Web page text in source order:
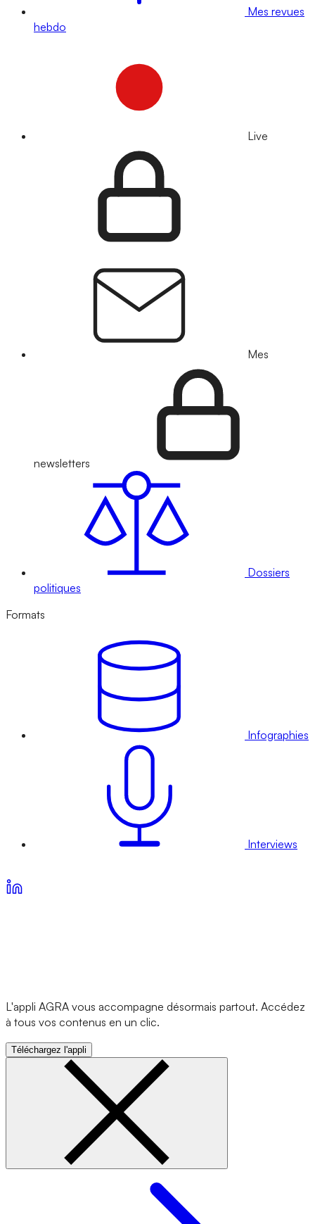
Mes revues
hebdo
Live
Mes
newsletters
Dossiers
politiques
Formats
Infographies
Interviews
L'appli AGRA vous accompagne désormais partout. Accédez
à tous vos contenus en un clic.
Téléchargez l'appli